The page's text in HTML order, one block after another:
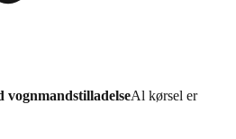
Al kørsel er